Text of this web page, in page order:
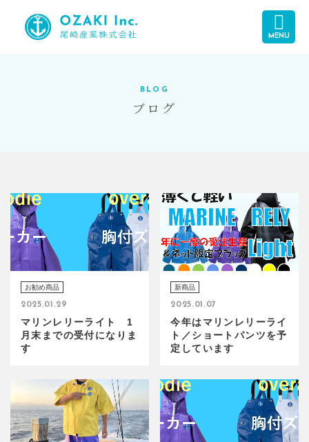
MENU
BLOG
ブログ
お勧め商品
2025.01.29
マリンレリーライト 1
月末までの受付になりま
す
新商品
2025.01.07
今年はマリンレリーライ
ト／ショートパンツを予
定しています